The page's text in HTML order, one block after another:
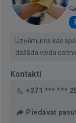
Uzņēmums kas
dažāda veida
Kontakti
+371 *** ***
Piedāvāt